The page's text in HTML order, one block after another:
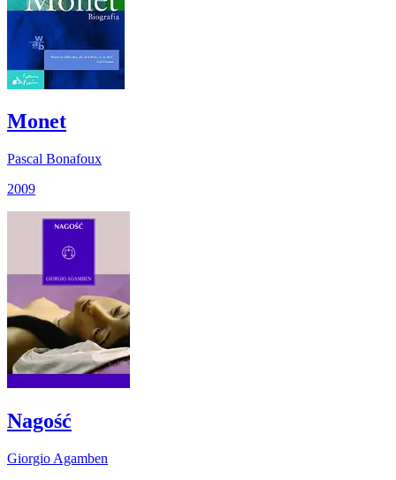
Monet
Pascal Bonafoux
2009
Nagość
Giorgio Agamben